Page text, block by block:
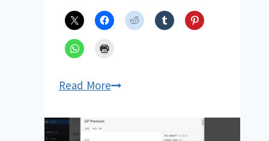
Read MoreGeneratePress